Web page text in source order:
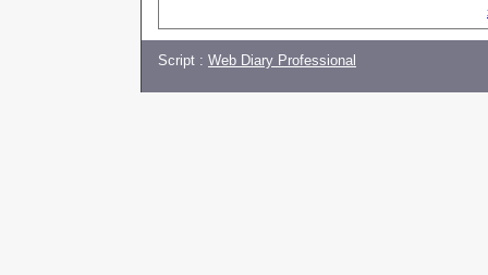
Script : Web Diary Professional